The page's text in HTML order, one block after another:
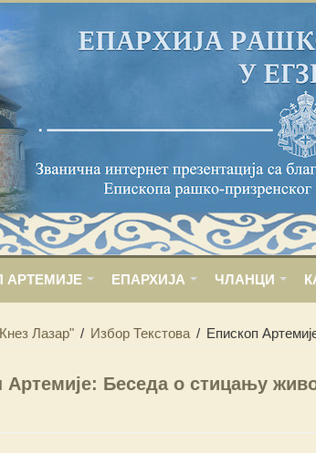
АРТЕМИЈЕ ЕПАРХИЈА ЧЛАНЦИ
Лазар" / Избор Текстова / Епископ
Артемије: Беседа о стицању